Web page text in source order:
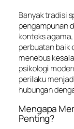
Banyak tradisi
pengampunan
konteks
perbuatan baik
menebus
psikologi
perilaku
hubungan
Mengapa
Penting?